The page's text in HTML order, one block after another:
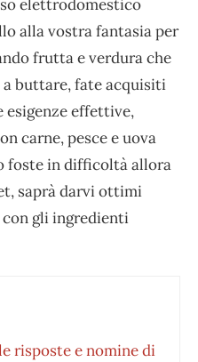
elettrodomestico
alla vostra fantasia per
frutta e verdura che
buttare, fate acquisiti
esigenze effettive,
carne, pesce e uova
foste in difficoltà allora
saprà darvi ottimi
con gli ingredienti
risposte e nomine di